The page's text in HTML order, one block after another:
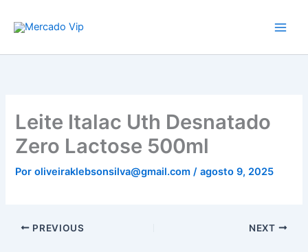
para
conteúdo
Leite Italac Uth Desnatado
Zero Lactose 500ml
Poroliveiraklebsonsilva@gmail.com/agosto 9, 2025
PREVIOUS NEXT